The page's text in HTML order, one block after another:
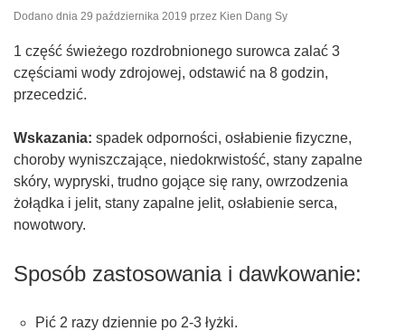
Dodano dnia 29 października 2019 przez Kien Dang Sy
1 część świeżego rozdrobnionego surowca zalać 3
częściami wody zdrojowej, odstawić na 8 godzin,
przecedzić.
Wskazania: spadek odporności, osłabienie fizyczne,
choroby wyniszczające, niedokrwistość, stany zapalne
skóry, wypryski, trudno gojące się rany, owrzodzenia
żołądka i jelit, stany zapalne jelit, osłabienie serca,
nowotwory.
Sposób zastosowania i dawkowanie:
Pić 2 razy dziennie po 2-3 łyżki.